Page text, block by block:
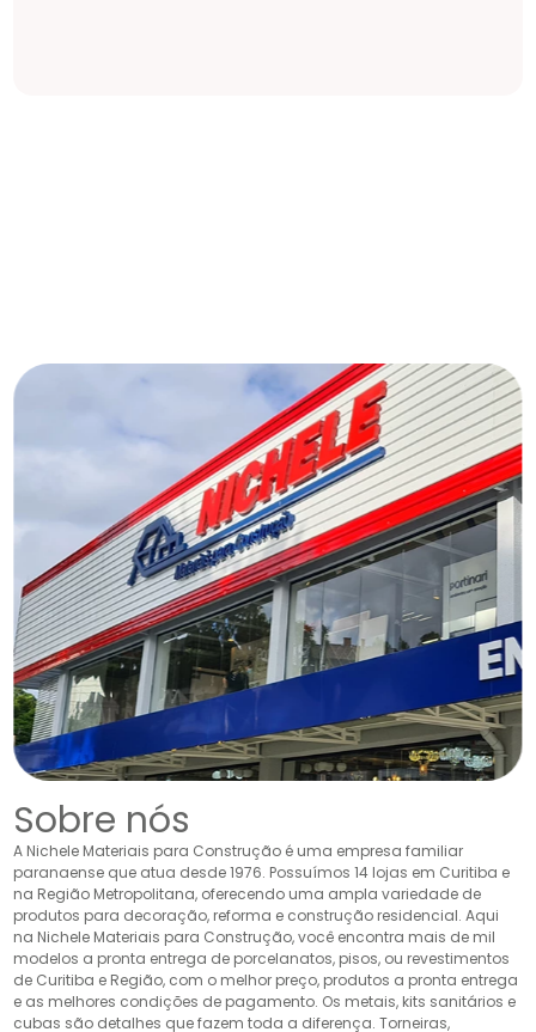
Sobre nós
A Nichele Materiais para Construção é uma empresa familiar
paranaense que atua desde 1976. Possuímos 14 lojas em Curitiba e
na Região Metropolitana, oferecendo uma ampla variedade de
produtos para decoração, reforma e construção residencial. Aqui
na Nichele Materiais para Construção, você encontra mais de mil
modelos a pronta entrega de porcelanatos, pisos, ou revestimentos
de Curitiba e Região, com o melhor preço, produtos a pronta entrega
e as melhores condições de pagamento. Os metais, kits sanitários e
cubas são detalhes que fazem toda a diferença. Torneiras,